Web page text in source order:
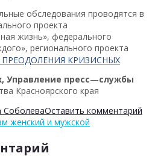
КРИЗИСНЫХ
обследования проводятся в
проекта
жизнь», федерального
регионального проекта
Управление пресс—службы
Красноярского края
СоболеваОставить комментарий
женский и мужской